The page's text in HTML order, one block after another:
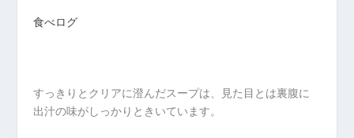
食べログ
すっきりとクリアに澄んだスープは、見た目とは裏腹に
出汁の味がしっかりときいています。